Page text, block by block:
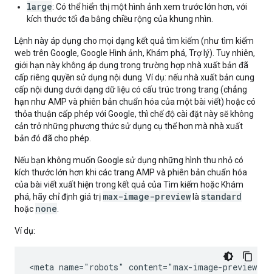
large: Có thể hiển thị một hình ảnh xem trước lớn hơn, với
kích thước tối đa bằng chiều rộng của khung nhìn.
Lệnh này áp dụng cho mọi dạng kết quả tìm kiếm (như tìm kiếm
web trên Google, Google Hình ảnh, Khám phá, Trợ lý). Tuy nhiên,
giới hạn này không áp dụng trong trường hợp nhà xuất bản đã
cấp riêng quyền sử dụng nội dung. Ví dụ: nếu nhà xuất bản cung
cấp nội dung dưới dạng dữ liệu có cấu trúc trong trang (chẳng
hạn như AMP và phiên bản chuẩn hóa của một bài viết) hoặc có
thỏa thuận cấp phép với Google, thì chế độ cài đặt này sẽ không
cản trở những phương thức sử dụng cụ thể hơn mà nhà xuất
bản đó đã cho phép.
Nếu bạn không muốn Google sử dụng những hình thu nhỏ có
kích thước lớn hơn khi các trang AMP và phiên bản chuẩn hóa
của bài viết xuất hiện trong kết quả của Tìm kiếm hoặc Khám
phá, hãy chỉ định giá trị max-image-preview là standard
hoặc none
Ví dụ:
<meta name="robots" content="max-image-